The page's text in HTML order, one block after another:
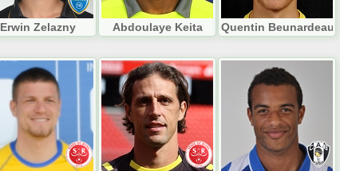
Erwin Zelazny Abdoulaye Keita Quentin Beunardeau